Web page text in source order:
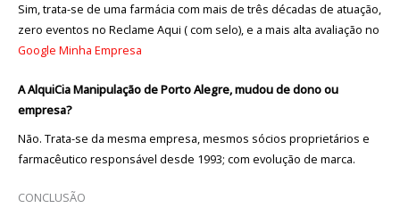
Sim, trata-se de uma farmácia com mais de três décadas de atuação,
zero eventos no Reclame Aqui ( com selo), e a mais alta avaliação no
Google Minha Empresa
A AlquiCia Manipulação de Porto Alegre, mudou de dono ou
empresa?
Não. Trata-se da mesma empresa, mesmos sócios proprietários e
farmacêutico responsável desde 1993; com evolução de marca.
CONCLUSÃO